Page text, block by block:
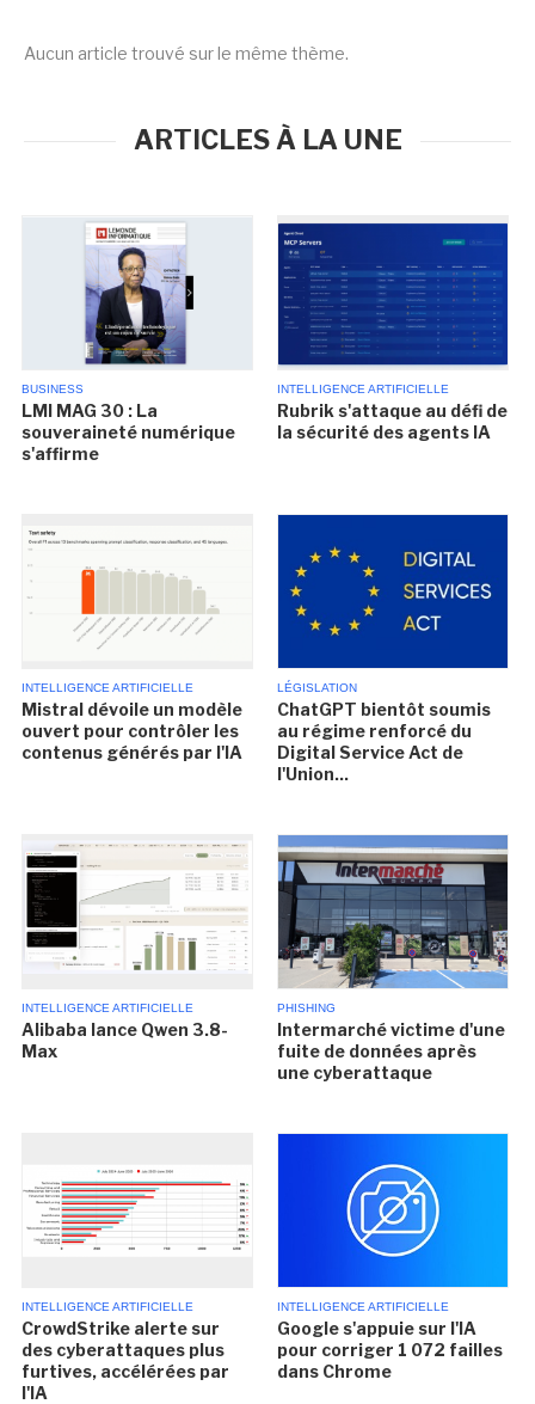
Aucun article trouvé sur le même thème.
ARTICLES À LA UNE
BUSINESS
LMI MAG 30 : La
souveraineté numérique
s'affirme
INTELLIGENCE ARTIFICIELLE
Rubrik s'attaque au défi de
la sécurité des agents IA
INTELLIGENCE ARTIFICIELLE
Mistral dévoile un modèle
ouvert pour contrôler les
contenus générés par l'IA
LÉGISLATION
ChatGPT bientôt soumis
au régime renforcé du
Digital Service Act de
l'Union...
INTELLIGENCE ARTIFICIELLE
Alibaba lance Qwen 3.8-
Max
PHISHING
Intermarché victime d'une
fuite de données après
une cyberattaque
INTELLIGENCE ARTIFICIELLE
CrowdStrike alerte sur
des cyberattaques plus
furtives, accélérées par
l'IA
INTELLIGENCE ARTIFICIELLE
Google s'appuie sur l'IA
pour corriger 1 072 failles
dans Chrome